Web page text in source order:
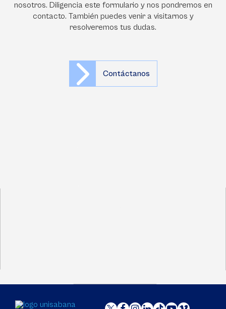
nosotros. Diligencia este formulario y nos pondremos en
contacto. También puedes venir a visitarnos y
resolveremos tus dudas.
Contáctanos